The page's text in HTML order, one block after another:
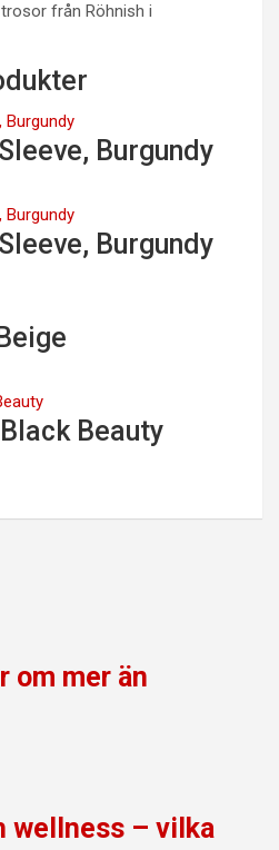
från Röhnish i
Burgundy
Burgundy
Beauty
om mer än
wellness – vilka